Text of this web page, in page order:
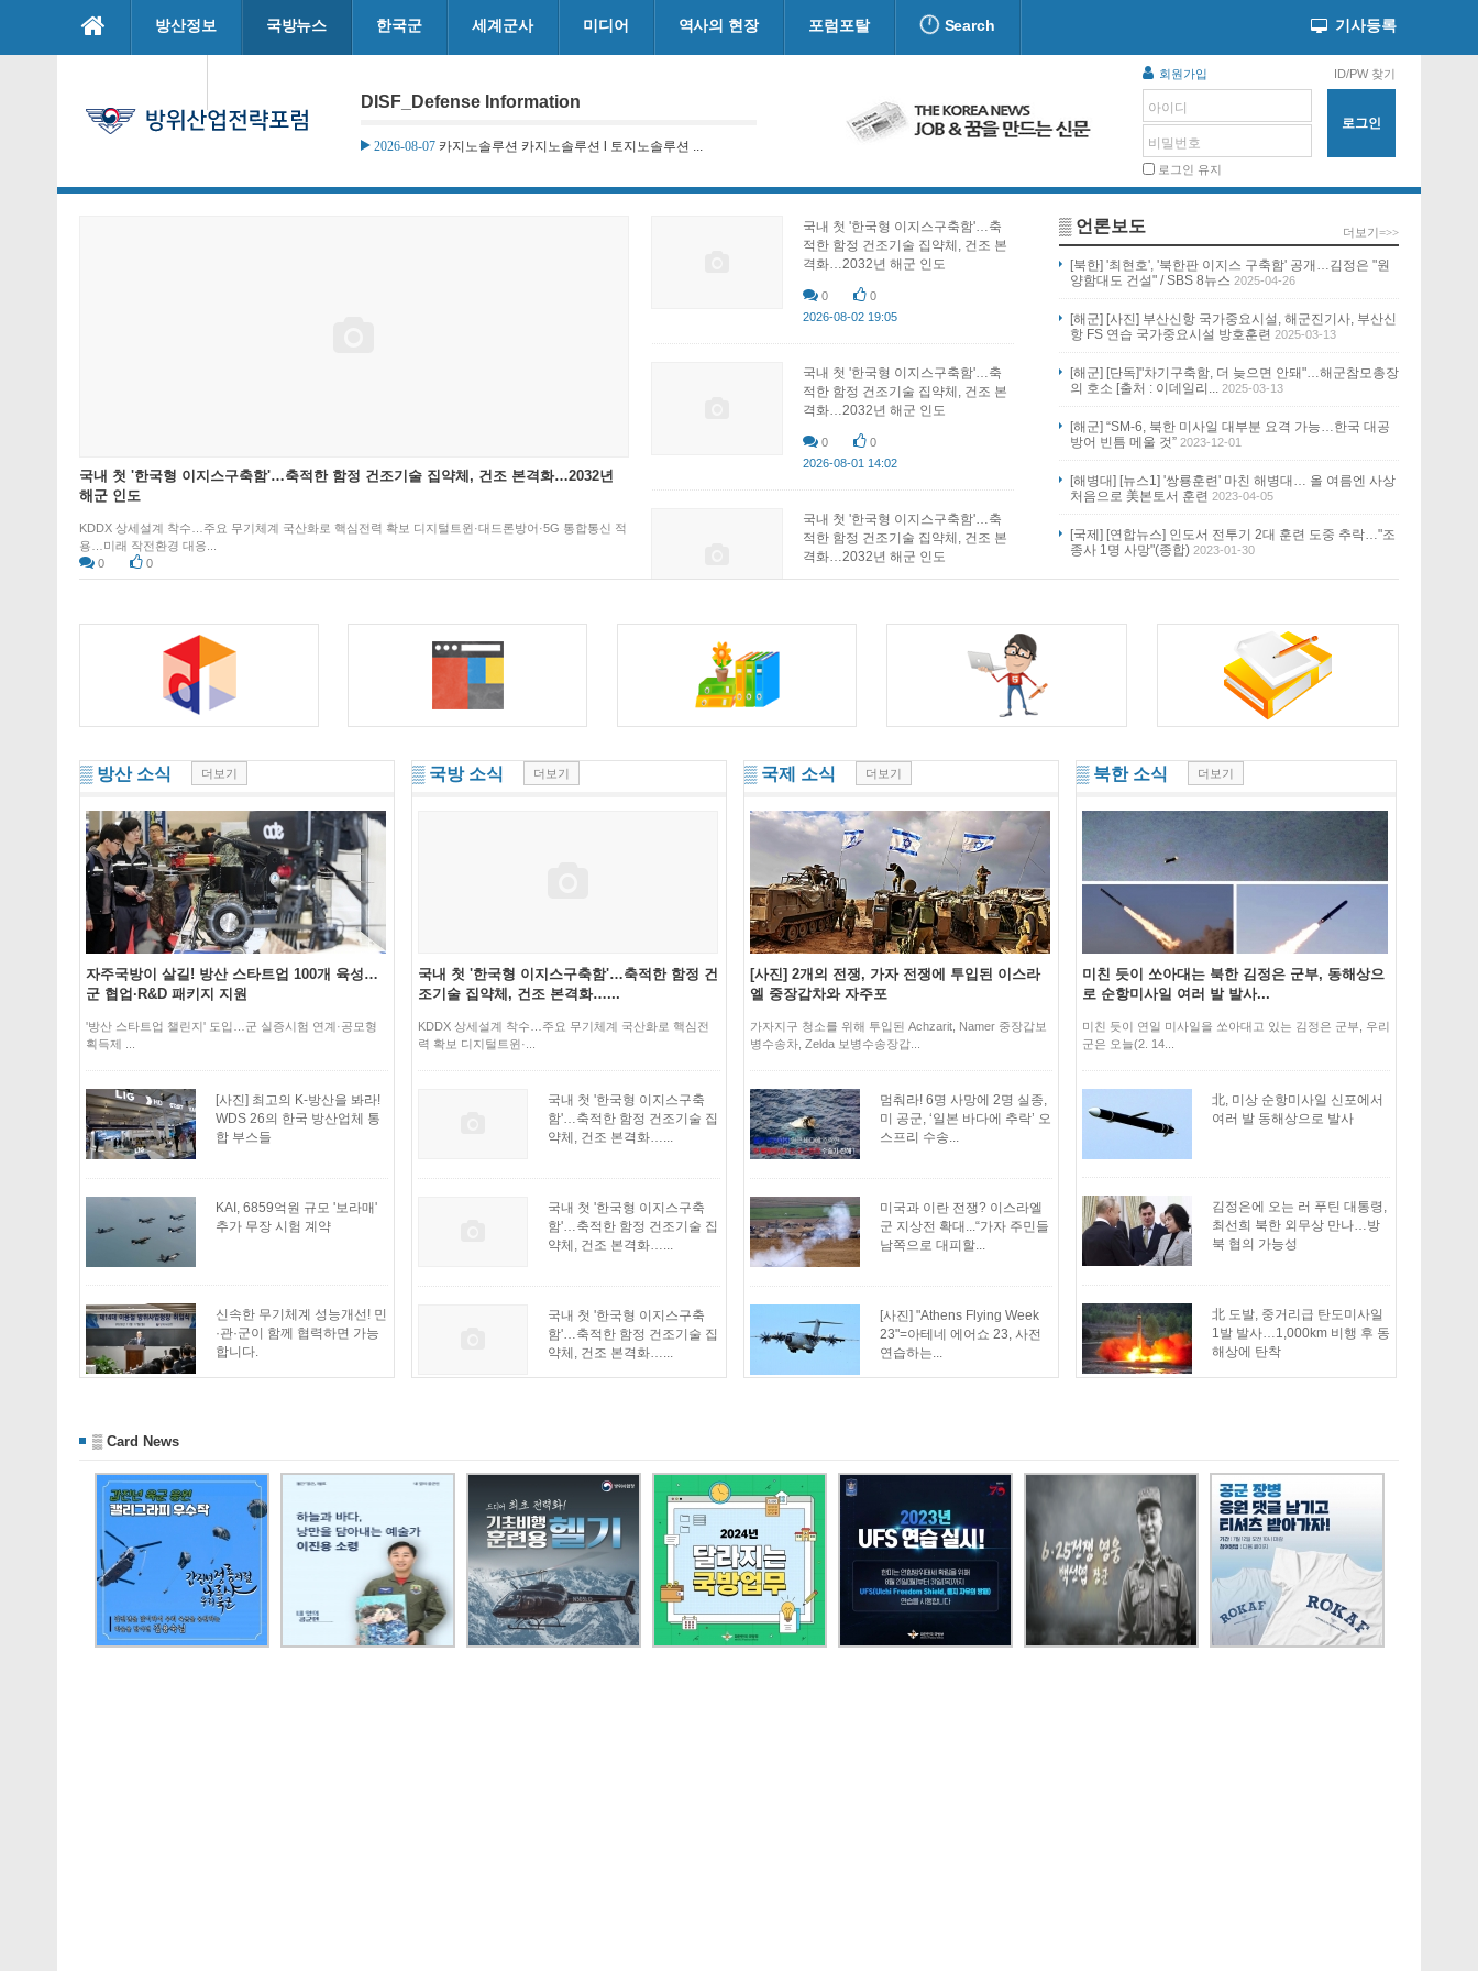
본문으로 바로가기
방산정보 국방뉴스 한국군 세계군사 미디어 역사의 현장 포럼포탈 Search 기사등록
DISF_Defense Information
2026-08-07 카지노솔루션 카지노솔루션 l 토지노솔루션 ...
회원가입 ID/PW 찾기
아이디
비밀번호
로그인 유지
국내 첫 '한국형 이지스구축함'…축적한 함정 건조기술 집약체, 건조 본격화…2032년
해군 인도
KDDX 상세설계 착수…주요 무기체계 국산화로 핵심전력 확보 디지털트윈·대드론방어·5G 통합통신 적
용…미래 작전환경 대응...
0
0
국내 첫 '한국형 이지스구축함'…축
적한 함정 건조기술 집약체, 건조 본
격화…2032년 해군 인도
0
0
2026-08-02 19:05
국내 첫 '한국형 이지스구축함'…축
적한 함정 건조기술 집약체, 건조 본
격화…2032년 해군 인도
0
0
2026-08-01 14:02
국내 첫 '한국형 이지스구축함'…축
적한 함정 건조기술 집약체, 건조 본
격화…2032년 해군 인도
▒ 언론보도 더보기=>>
[북한] '최현호', '북한판 이지스 구축함' 공개…김정은 "원
양함대도 건설" / SBS 8뉴스 2025-04-26
[해군] [사진] 부산신항 국가중요시설, 해군진기사, 부산신
항 FS 연습 국가중요시설 방호훈련 2025-03-13
[해군] [단독]"차기구축함, 더 늦으면 안돼"…해군참모총장
의 호소 [출처 : 이데일리... 2025-03-13
[해군] “SM-6, 북한 미사일 대부분 요격 가능…한국 대공
방어 빈틈 메울 것” 2023-12-01
[해병대] [뉴스1] '쌍룡훈련' 마친 해병대… 올 여름엔 사상
처음으로 美본토서 훈련 2023-04-05
[국제] [연합뉴스] 인도서 전투기 2대 훈련 도중 추락…"조
종사 1명 사망"(종합) 2023-01-30
▒ 방산 소식 더보기
자주국방이 살길! 방산 스타트업 100개 육성…
군 협업·R&D 패키지 지원
'방산 스타트업 챌린지' 도입…군 실증시험 연계·공모형
획득제 ...
[사진] 최고의 K-방산을 봐라!
WDS 26의 한국 방산업체 통
합 부스들
KAI, 6859억원 규모 '보라매'
추가 무장 시험 계약
신속한 무기체계 성능개선! 민
·관·군이 함께 협력하면 가능
합니다.
▒ 국방 소식 더보기
국내 첫 '한국형 이지스구축함'…축적한 함정 건
조기술 집약체, 건조 본격화…...
KDDX 상세설계 착수…주요 무기체계 국산화로 핵심전
력 확보 디지털트윈·...
국내 첫 '한국형 이지스구축
함'…축적한 함정 건조기술 집
약체, 건조 본격화…...
국내 첫 '한국형 이지스구축
함'…축적한 함정 건조기술 집
약체, 건조 본격화…...
국내 첫 '한국형 이지스구축
함'…축적한 함정 건조기술 집
약체, 건조 본격화…...
▒ 국제 소식 더보기
[사진] 2개의 전쟁, 가자 전쟁에 투입된 이스라
엘 중장갑차와 자주포
가자지구 청소를 위해 투입된 Achzarit, Namer 중장갑보
병수송차, Zelda 보병수송장갑...
멈춰라! 6명 사망에 2명 실종,
미 공군, ‘일본 바다에 추락’ 오
스프리 수송...
미국과 이란 전쟁? 이스라엘
군 지상전 확대...“가자 주민들
남쪽으로 대피할...
[사진] "Athens Flying Week
23"=아테네 에어쇼 23, 사전
연습하는...
▒ 북한 소식 더보기
미친 듯이 쏘아대는 북한 김정은 군부, 동해상으
로 순항미사일 여러 발 발사...
미친 듯이 연일 미사일을 쏘아대고 있는 김정은 군부, 우리
군은 오늘(2. 14...
北, 미상 순항미사일 신포에서
여러 발 동해상으로 발사
김정은에 오는 러 푸틴 대통령,
최선희 북한 외무상 만나…방
북 협의 가능성
北 도발, 중거리급 탄도미사일
1발 발사…1,000km 비행 후 동
해상에 탄착
▒ Card News